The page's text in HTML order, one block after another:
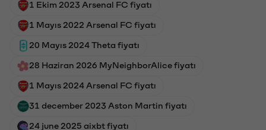
1 Ekim 2023 Arsenal FC fiyatı
1 Mayıs 2022 Arsenal FC fiyatı
20 Mayıs 2024 Theta fiyatı
28 Haziran 2026 MyNeighborAlice fiyatı
1 Mayıs 2024 Arsenal FC fiyatı
31 december 2023 Aston Martin fiyatı
24 june 2025 aixbt fiyatı